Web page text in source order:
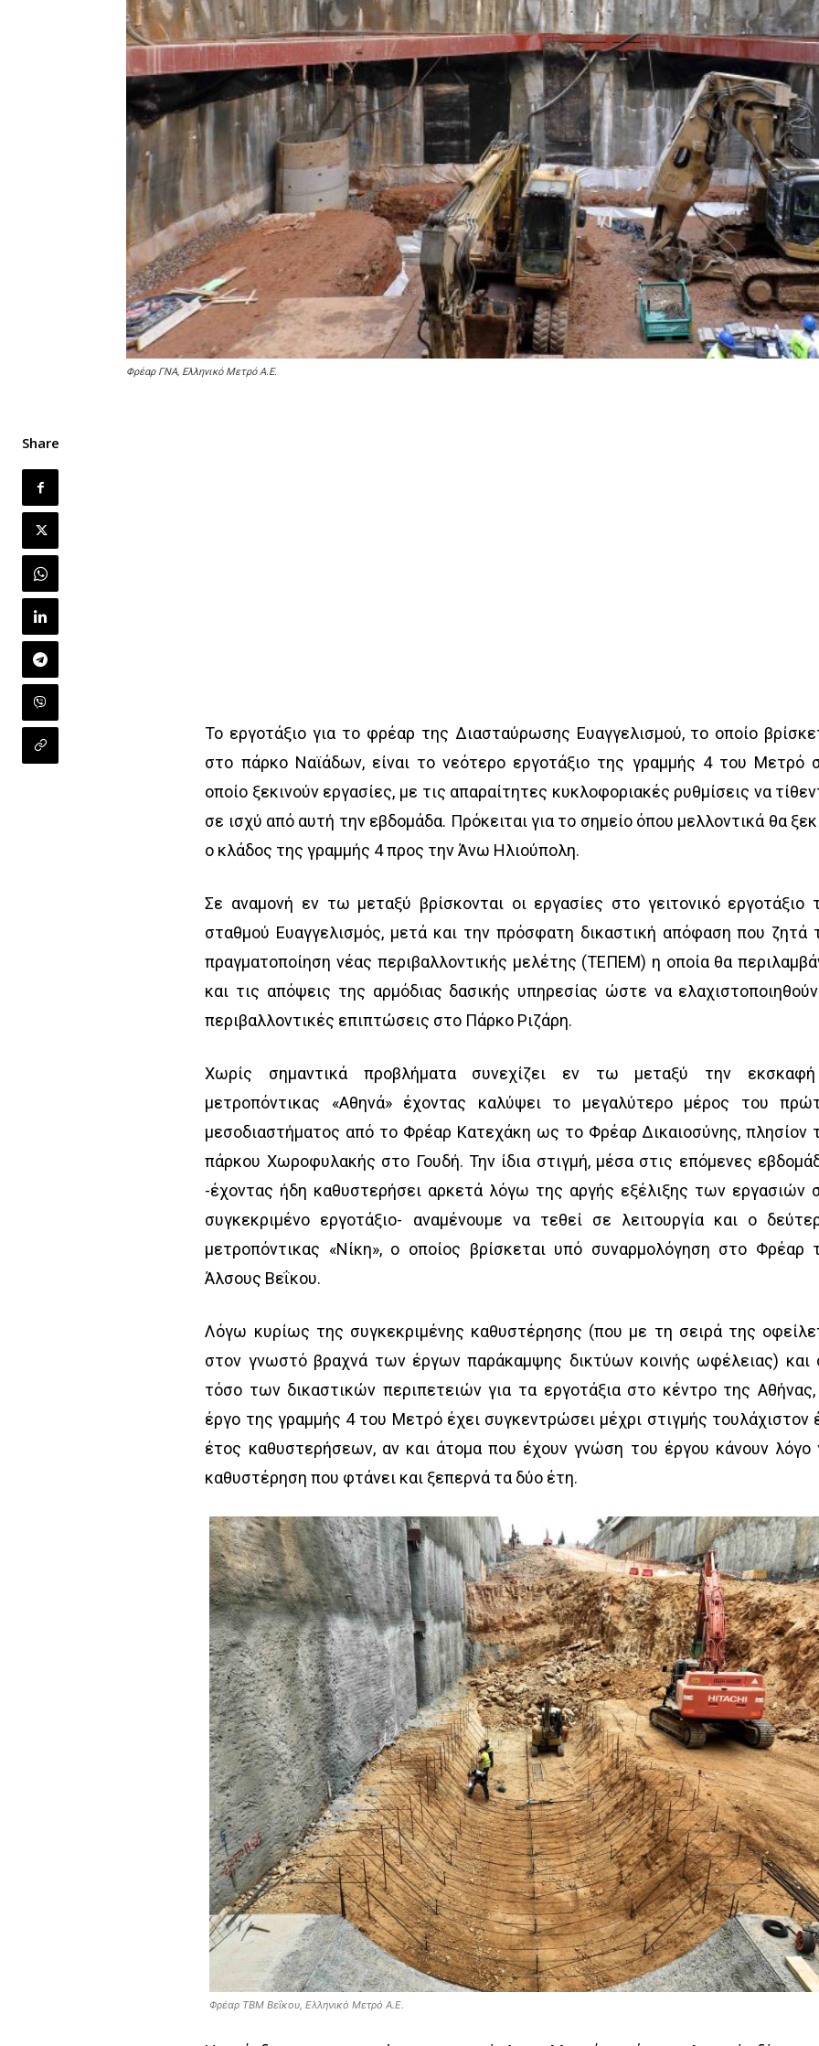
Φρέαρ ΓΝΑ, Ελληνικό Μετρό Α.Ε.
Share
Το εργοτάξιο για το φρέαρ της Διασταύρωσης Ευαγγελισμού, το οποίο
στο πάρκο Ναϊάδων, είναι το νεότερο εργοτάξιο της γραμμής 4 του Μετρό
οποίο ξεκινούν εργασίες, με τις απαραίτητες κυκλοφοριακές ρυθμίσεις να
σε ισχύ από αυτή την εβδομάδα. Πρόκειται για το σημείο όπου μελλοντικά θα
ο κλάδος της γραμμής 4 προς την Άνω Ηλιούπολη.
Σε αναμονή εν τω μεταξύ βρίσκονται οι εργασίες στο γειτονικό εργοτάξιο
σταθμού Ευαγγελισμός, μετά και την πρόσφατη δικαστική απόφαση που ζητά
πραγματοποίηση νέας περιβαλλοντικής μελέτης (ΤΕΠΕΜ) η οποία θα
και τις απόψεις της αρμόδιας δασικής υπηρεσίας ώστε να
περιβαλλοντικές επιπτώσεις στο Πάρκο Ριζάρη.
Χωρίς σημαντικά προβλήματα συνεχίζει εν τω μεταξύ την
μετροπόντικας «Αθηνά» έχοντας καλύψει το μεγαλύτερο μέρος του
μεσοδιαστήματος από το Φρέαρ Κατεχάκη ως το Φρέαρ Δικαιοσύνης, πλησίον
πάρκου Χωροφυλακής στο Γουδή. Την ίδια στιγμή, μέσα στις επόμενες
-έχοντας ήδη καθυστερήσει αρκετά λόγω της αργής εξέλιξης των εργασιών
συγκεκριμένο εργοτάξιο- αναμένουμε να τεθεί σε λειτουργία και ο
μετροπόντικας «Νίκη», ο οποίος βρίσκεται υπό συναρμολόγηση στο Φρέαρ
Άλσους Βεΐκου.
Λόγω κυρίως της συγκεκριμένης καθυστέρησης (που με τη σειρά της
στον γνωστό βραχνά των έργων παράκαμψης δικτύων κοινής ωφέλειας) και
τόσο των δικαστικών περιπετειών για τα εργοτάξια στο κέντρο της
έργο της γραμμής 4 του Μετρό έχει συγκεντρώσει μέχρι στιγμής τουλάχιστον
έτος καθυστερήσεων, αν και άτομα που έχουν γνώση του έργου κάνουν λόγο
καθυστέρηση που φτάνει και ξεπερνά τα δύο έτη.
Φρέαρ TBM Βεΐκου, Ελληνικό Μετρό Α.Ε.